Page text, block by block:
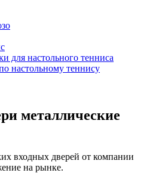
для настольного тенниса
настольному теннису
металлические
входных дверей от компании
на рынке.